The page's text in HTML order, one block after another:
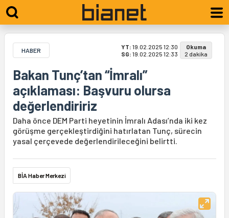
HABER YT: 19.02.2025 12:30
SG: 19.02.2025 12:33
Okuma
2 dakika
Bakan Tunç’tan “İmralı”
açıklaması: Başvuru olursa
değerlendiririz
Daha önce DEM Parti heyetinin İmralı Adası’nda iki kez
görüşme gerçekleştirdiğini hatırlatan Tunç, sürecin
yasal çerçevede değerlendirileceğini belirtti.
BİA Haber Merkezi